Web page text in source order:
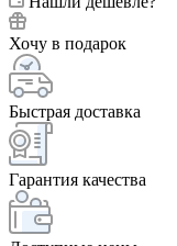
Хочу в подарок
Быстрая доставка
Гарантия качества